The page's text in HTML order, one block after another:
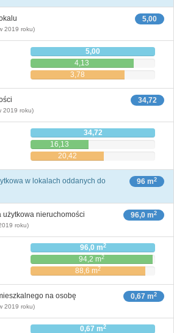
5,00
2019 roku)
5,00
4,13
3,78
34,72
2019 roku)
34,72
16,13
20,42
96 m2
w lokalach oddanych do
96,0 m2
użytkowa nieruchomości
roku)
96,0 m2
94,2 m2
88,6 m2
0,67 m2
na osobę
2019 roku)
0,67 m2